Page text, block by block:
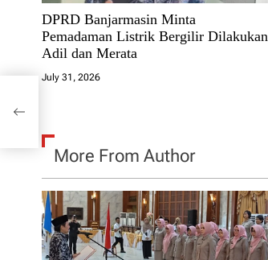
DPRD Banjarmasin Minta
Pemadaman Listrik Bergilir Dilakukan
Adil dan Merata
July 31, 2026
More From Author